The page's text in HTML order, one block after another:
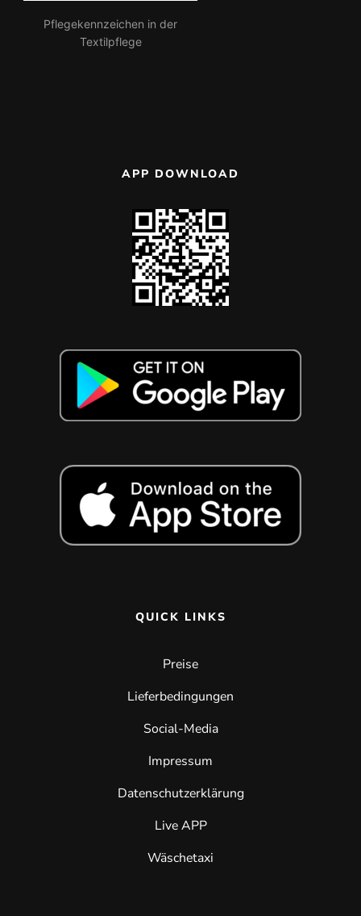
Pflegekennzeichen in der
Textilpflege
APP DOWNLOAD
QUICK LINKS
Preise
Lieferbedingungen
Social-Media
Impressum
Datenschutzerklärung
Live APP
Wäschetaxi